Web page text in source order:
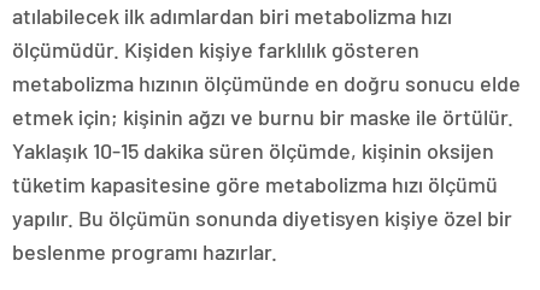
atılabilecek ilk adımlardan biri metabolizma hızı
ölçümüdür. Kişiden kişiye farklılık gösteren
metabolizma hızının ölçümünde en doğru sonucu elde
etmek için; kişinin ağzı ve burnu bir maske ile örtülür.
Yaklaşık 10-15 dakika süren ölçümde, kişinin oksijen
tüketim kapasitesine göre metabolizma hızı ölçümü
yapılır. Bu ölçümün sonunda diyetisyen kişiye özel bir
beslenme programı hazırlar.